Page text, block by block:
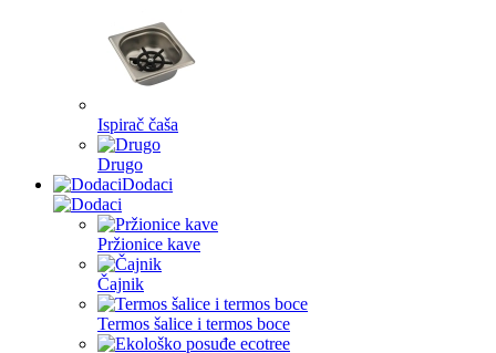
Ispirač čaša
Drugo
Dodaci
Pržionice kave
Čajnik
Termos šalice i termos boce